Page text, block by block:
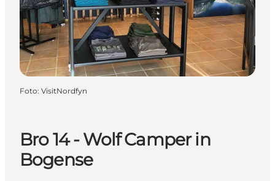
Pianifica il viaggio
Bro 14 - Wolf Camper in
Bogense
Foto: VisitNordfyn